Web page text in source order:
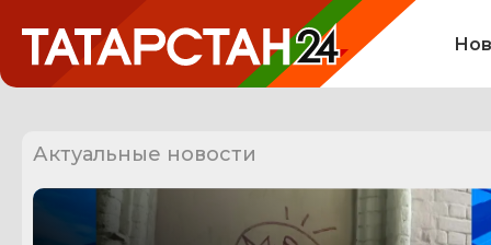
Актуальные новости